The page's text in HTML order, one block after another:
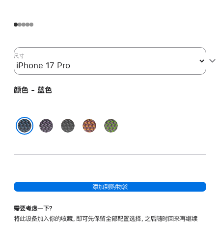
尺寸
颜色 - 蓝色
紫
黑
赭
绿
添加到购物袋
需要考虑一下？
将此设备加入你的收藏，即可先保留全部配置选择，之后随时回来再继续